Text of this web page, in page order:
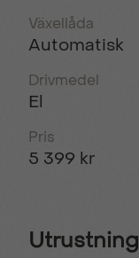
Växellåda
Automatisk
Drivmedel
El
Pris
5 399 kr
Utrustning